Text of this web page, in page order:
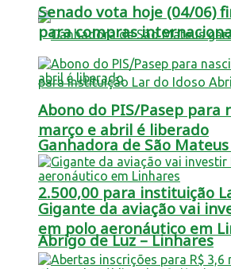
Ganhadora de São
2.500,00 para instituição
Abrigo de Luz – Linhares
Senado vota hoje (04/06)
para compras
Abono do PIS/Pasep para
março e abril é liberado
Gigante da aviação vai
em polo aeronáutico em